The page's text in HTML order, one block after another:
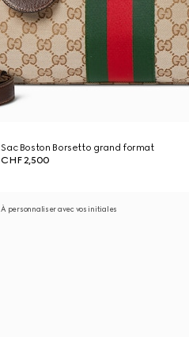
Sac Boston Borsetto grand format
CHF 2,500
À personnaliser avec vos initiales